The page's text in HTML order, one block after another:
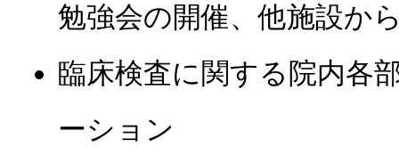
勉強会の開催、他施設か
臨床検査に関する院内各
ーション